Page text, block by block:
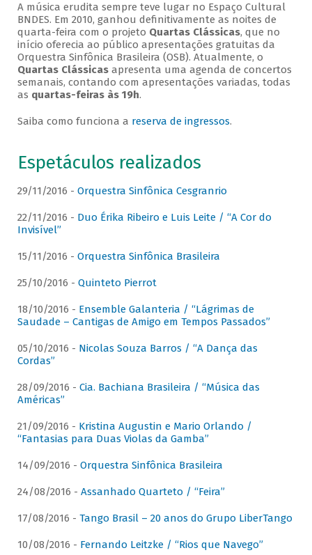
A música erudita sempre teve lugar no Espaço Cultural
BNDES. Em 2010, ganhou definitivamente as noites de
quarta-feira com o projeto Quartas Clássicas, que no
início oferecia ao público apresentações gratuitas da
Orquestra Sinfônica Brasileira (OSB). Atualmente, o
Quartas Clássicasapresenta uma agenda de concertos
semanais, contando com apresentações variadas, todas
as quartas-feiras às 19h.
Saiba como funciona a reserva de ingressos.
Espetáculos realizados
29/11/2016 - Orquestra Sinfônica Cesgranrio
22/11/2016 - Duo Érika Ribeiro e Luis Leite / “A Cor do
Invisível”
15/11/2016 - Orquestra Sinfônica Brasileira
25/10/2016 - Quinteto Pierrot
18/10/2016 - Ensemble Galanteria / “Lágrimas de
Saudade – Cantigas de Amigo em Tempos Passados”
05/10/2016 - Nicolas Souza Barros / “A Dança das
Cordas”
28/09/2016 - Cia. Bachiana Brasileira / “Música das
Américas”
21/09/2016 - Kristina Augustin e Mario Orlando /
“Fantasias para Duas Violas da Gamba”
14/09/2016 - Orquestra Sinfônica Brasileira
24/08/2016 - Assanhado Quarteto / “Feira”
17/08/2016 - Tango Brasil – 20 anos do Grupo LiberTango
10/08/2016 - Fernando Leitzke / “Rios que Navego”